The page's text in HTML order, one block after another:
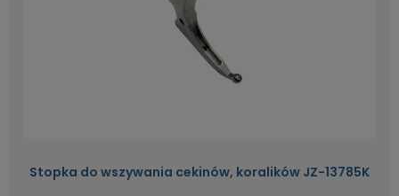
Stopka do wszywania cekinów, koralików JZ-13785K